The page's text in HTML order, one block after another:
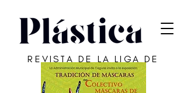
REVISTA DE LA LIGA DE
ARTE DE SAN JUAN